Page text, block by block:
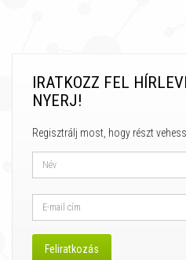
IRATKOZZ FEL
NYERJ!
Regisztrálj most, hogy részt